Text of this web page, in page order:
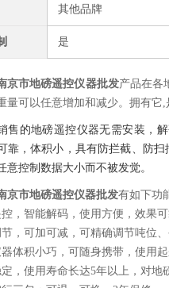
其他品牌
是
京市地磅遥控仪器批发产品在各
量可以任意增加和减少。拥有它,
售的地磅遥控仪器无需安装，
靠，体积小，具有防拦截、防
意控制数据大小而不被发觉。
京市地磅遥控仪器批发有如下功
，智能解码，使用方便，效果可
，可加可减，可精确调节吨位、
体积小巧，可随身携带，使用
，使用寿命长达5年以上，对地